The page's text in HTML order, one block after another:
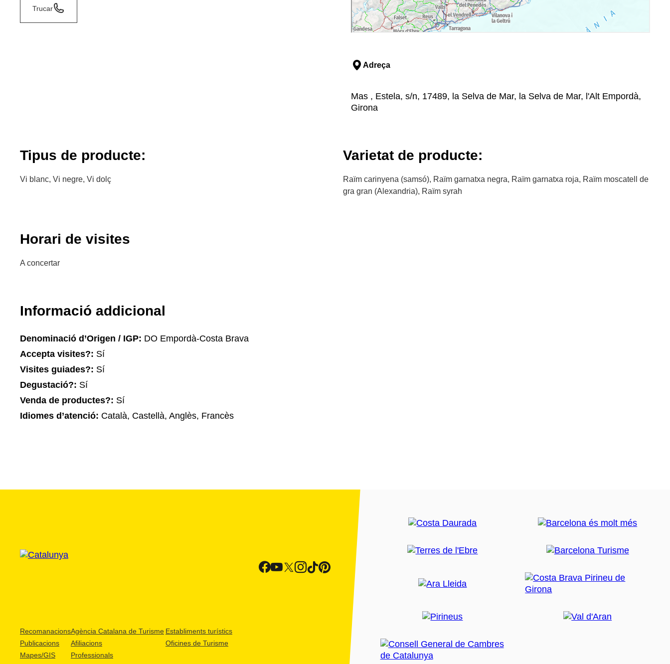
Trucar
Adreça
Mas , Estela, s/n, 17489, la Selva de Mar, la Selva de Mar, l'Alt Empordà,
Girona
Tipus de producte:
Vi blanc, Vi negre, Vi dolç
Varietat de producte:
Raïm carinyena (samsó), Raïm garnatxa negra, Raïm garnatxa roja, Raïm moscatell de
gra gran (Alexandria), Raïm syrah
Horari de visites
A concertar
Informació addicional
Denominació d’Origen / IGP: DO Empordà-Costa Brava
Accepta visites?: Sí
Visites guiades?: Sí
Degustació?: Sí
Venda de productes?: Sí
Idiomes d’atenció: Català, Castellà, Anglès, Francès
Recomanacions
Publicacions
Mapes/GIS
Agència Catalana de Turisme
Afiliacions
Professionals
Establiments turístics
Oficines de Turisme